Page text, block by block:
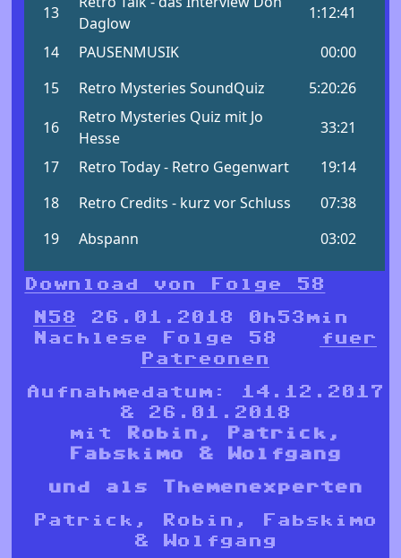
Download von Folge 58
N58
26.01.2018 0h53min
Nachlese Folge 58
fuer
Patreonen
Aufnahmedatum: 14.12.2017
& 26.01.2018
mit
Robin, Patrick,
Fabskimo & Wolfgang
und als Themenexperten
Patrick, Robin, Fabskimo
& Wolfgang